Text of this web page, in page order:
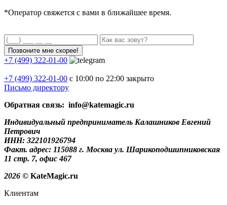
*Оператор свяжется с вами в ближайшее время.
+7 (499) 322-01-00
+7 (499) 322-01-00 с 10:00 по 22:00 закрыто
Письмо директору
Обратная связь: info@katemagic.ru
Индивидуальный предприниматель Калашников Евгений
Петрович
ИНН: 322101926794
Факт. адрес: 115088 г. Москва ул. Шарикоподшипниковская
11 стр. 7, офис 467
2026 © KateMagic.ru
Клиентам